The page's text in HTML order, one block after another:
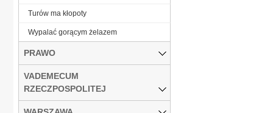
Turów ma kłopoty
Wypalać gorącym żelazem
PRAWO
VADEMECUM
RZECZPOSPOLITEJ